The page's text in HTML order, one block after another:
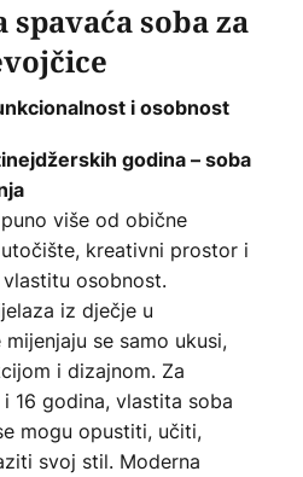
soba za
i osobnost
godina – soba
više od obične
kreativni prostor i
osobnost.
iz dječje u
se samo ukusi,
i dizajnom. Za
16 godina, vlastita soba
mogu opustiti, učiti,
svoj stil. Moderna